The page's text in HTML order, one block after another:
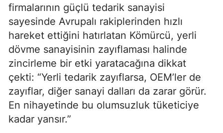
firmalarının güçlü tedarik sanayisi
sayesinde Avrupalı rakiplerinden hızlı
hareket ettiğini hatırlatan Kömürcü, yerli
dövme sanayisinin zayıflaması halinde
zincirleme bir etki yaratacağına dikkat
çekti: “Yerli tedarik zayıflarsa, OEM’ler de
zayıflar, diğer sanayi dalları da zarar görür.
En nihayetinde bu olumsuzluk tüketiciye
kadar yansır.”